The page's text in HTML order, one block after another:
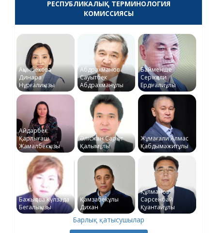
РЕСПУБЛИКАЛЫҚ ТЕРМИНОЛОГИЯ
КОМИССИЯСЫ
Ақынбекова
Динара
Нұрғалиқызы
Абдрахманов
Сауытбек
Абдрахманұлы
Байменше
Серікқали
Ердіғалиұлы
Айдарбек
Қарлығаш
Жамалбекқызы
Әлісжан Сарқыт
Қалымұлы
Жұмағали Алмас
Қабдымәжитұлы
Бажықова Күлзада
Бегалықызы
Қамзабекұлы
Дихан
Құлманов
Сәрсенбай
Қуантайұлы
Барлық қатысушылар